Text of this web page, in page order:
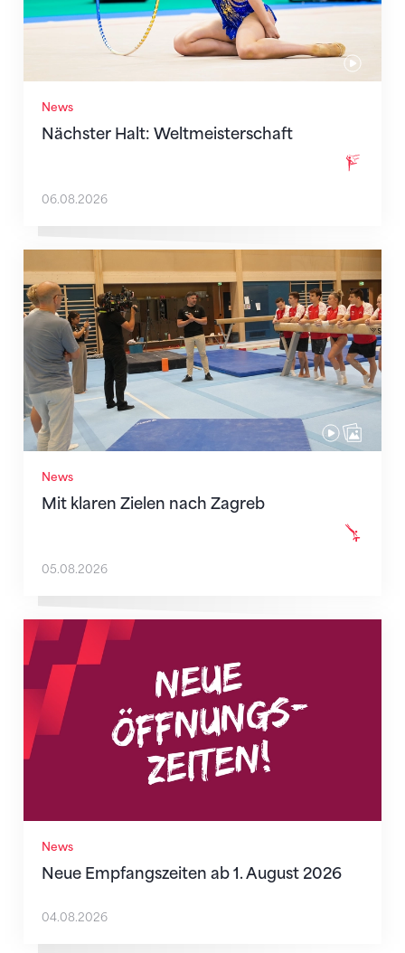
News
Nächster Halt: Weltmeisterschaft
06.08.2026
News
Mit klaren Zielen nach Zagreb
Mit klaren Zielen nach Zagreb
05.08.2026
News
Neue Empfangszeiten ab 1. August 2026
Neue Empfangszeiten ab 1. August 2026
04.08.2026